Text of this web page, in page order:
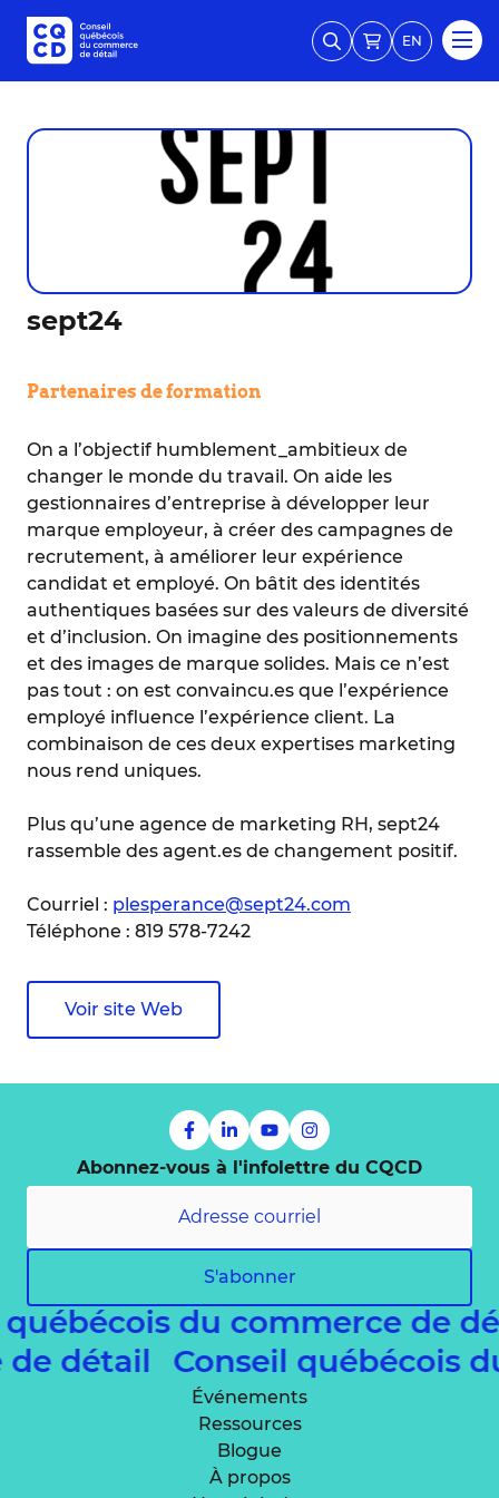
EN
sept24
Partenaires de formation
On a l’objectif humblement_ambitieux de
changer le monde du travail. On aide les
gestionnaires d’entreprise à développer leur
marque employeur, à créer des campagnes de
recrutement, à améliorer leur expérience
candidat et employé. On bâtit des identités
authentiques basées sur des valeurs de diversité
et d’inclusion. On imagine des positionnements
et des images de marque solides. Mais ce n’est
pas tout : on est convaincu.es que l’expérience
employé influence l’expérience client. La
combinaison de ces deux expertises marketing
nous rend uniques.
Plus qu’une agence de marketing RH, sept24
rassemble des agent.es de changement positif.
Courriel : plesperance@sept24.com
Téléphone : 819 578-7242
Voir site Web
Abonnez-vous à l'infolettre du CQCD
S'abonner
québécois du commerce de
de détail
Conseil québécois
Événements
Ressources
Blogue
À propos